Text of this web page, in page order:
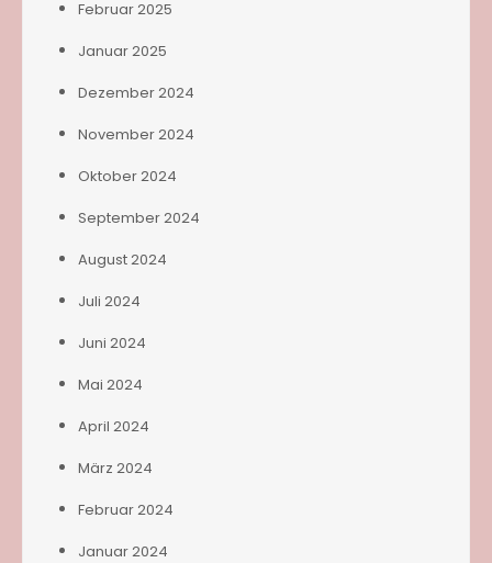
Februar 2025
Januar 2025
Dezember 2024
November 2024
Oktober 2024
September 2024
August 2024
Juli 2024
Juni 2024
Mai 2024
April 2024
März 2024
Februar 2024
Januar 2024